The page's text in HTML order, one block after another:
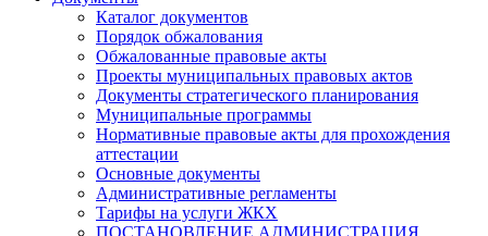
Каталог документов
Порядок обжалования
Обжалованные правовые акты
Проекты муниципальных правовых актов
Документы стратегического планирования
Муниципальные программы
Нормативные правовые акты для прохождения
аттестации
Основные документы
Административные регламенты
Тарифы на услуги ЖКХ
ПОСТАНОВЛЕНИЕ АДМИНИСТРАЦИЯ